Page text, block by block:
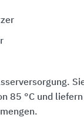
85 °C und liefern